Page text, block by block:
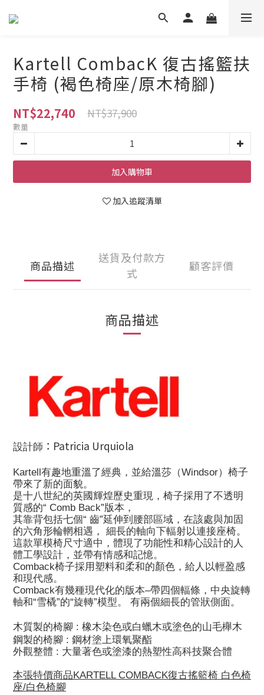
Kartell CombacK 復古搖籃扶
手椅 (褐色椅座/原木椅腳)
NT$22,740 NT$37,900
數量
加入購物車
加入追蹤清單
商品描述
送貨及付款方
式
顧客評價
商品描述
設計師 ：Patricia Urquiola
Kartell有趣地重溫了經典，並給溫莎（Windsor）椅子
帶來了新的面貌。
是十八世紀的英國輝煌歷史重現，椅子採用了不透明
質感的“ Comb Back”版本，
其靠背包括七個“ 齒”延伸到腰部區域，在該處與加固
的六角形輪輞相遇， 細長的軸向下輻射以連接座椅。
這款單模椅尺寸適中，體現了功能性和精心設計的人
體工學設計，並帶有情感和記憶。
Comback椅子採用塑料和柔和的顏色，給人以輕盈感
和現代感。
Comback有幾種現代化的版本–帶四個輻條，中央旋轉
軸和“雪橇”的“旋轉”模型。 有兩個細長的管狀側面。
木質製的椅腳 : 橡木染色或白蠟木或塗色的山毛櫸木
鋼製的椅腳 : 鋼材塗上環氧聚酯
外觀整體 : 大量著色或塗漆的熱塑性高科技聚合體
本張特價商品KARTELL COMBACK復古搖籃椅 白色椅
座/白色椅腳